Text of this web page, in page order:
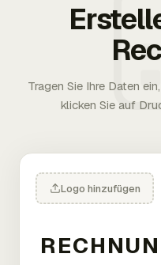
Tragen Sie Ihre Daten
klicken Sie auf
Logo hinzufügen